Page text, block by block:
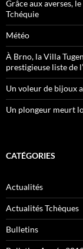
Grâce aux averses,
Tchéquie
Météo
À Brno, la Villa
prestigieuse liste de
Un voleur de bijoux
Un plongeur meurt
CATÉGORIES
Actualités
Actualités Tchèques
Bulletins